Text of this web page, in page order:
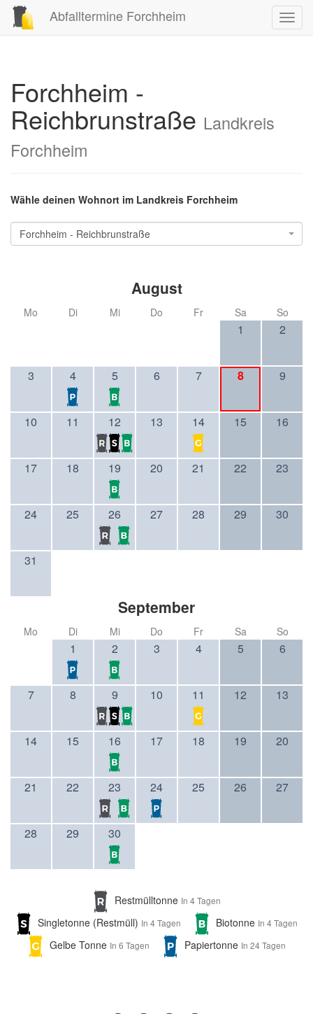
Abfalltermine Forchheim
Forchheim -
Reichbrunstraße Landkreis
Forchheim
Wähle deinen Wohnort im Landkreis Forchheim
Forchheim - Reichbrunstraße
August
Mo Di Mi Do Fr Sa So
1 2
3 4 5 6 7 8 9
10 11 12 13 14 15 16
17 18 19 20 21 22 23
24 25 26 27 28 29 30
31
September
Mo Di Mi Do Fr Sa So
1 2 3 4 5 6
7 8 9 10 11 12 13
14 15 16 17 18 19 20
21 22 23 24 25 26 27
28 29 30
Restmülltonne In 4 Tagen
Singletonne (Restmüll) In 4 Tagen Biotonne In 4 Tagen
Gelbe Tonne In 6 Tagen Papiertonne In 24 Tagen